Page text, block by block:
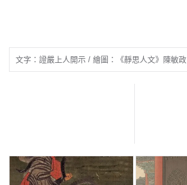
文字：證嚴上人開示 / 繪圖：《靜思人文》陳敏政